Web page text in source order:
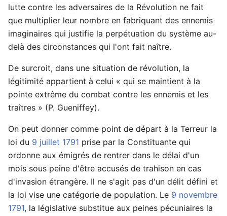
lutte contre les adversaires de la Révolution ne fait
que multiplier leur nombre en fabriquant des ennemis
imaginaires qui justifie la perpétuation du système au-
delà des circonstances qui l'ont fait naître.
De surcroit, dans une situation de révolution, la
légitimité appartient à celui « qui se maintient à la
pointe extrême du combat contre les ennemis et les
traîtres » (P. Gueniffey).
On peut donner comme point de départ à la Terreur la
loi du 9 juillet 1791 prise par la Constituante qui
ordonne aux émigrés de rentrer dans le délai d'un
mois sous peine d'être accusés de trahison en cas
d'invasion étrangère. Il ne s'agit pas d'un délit défini et
la loi vise une catégorie de population. Le 9 novembre
1791, la législative substitue aux peines pécuniaires la